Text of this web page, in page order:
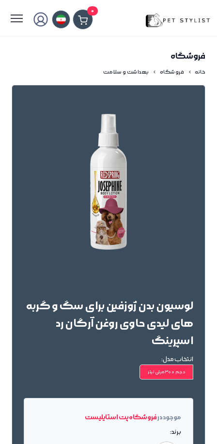
0
فروشگاه
خانه فروشگاه بهداشت و سلامت
لوسیون بدن ژوزفین برای سگ و گربه
های لیدی حاوی روغن آرگان رد
اسپرینگ
انتخاب مدل:
حجم 300میلی لیتر
موجود درفروشگاه پت استایلیست
برند: